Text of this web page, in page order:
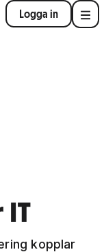
Logga in
IT
kopplar